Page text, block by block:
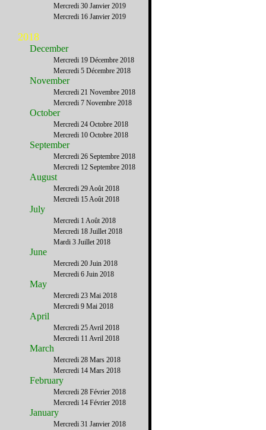
Mercredi 30 Janvier 2019
Mercredi 16 Janvier 2019
2018
December
Mercredi 19 Décembre 2018
Mercredi 5 Décembre 2018
November
Mercredi 21 Novembre 2018
Mercredi 7 Novembre 2018
October
Mercredi 24 Octobre 2018
Mercredi 10 Octobre 2018
September
Mercredi 26 Septembre 2018
Mercredi 12 Septembre 2018
August
Mercredi 29 Août 2018
Mercredi 15 Août 2018
July
Mercredi 1 Août 2018
Mercredi 18 Juillet 2018
Mardi 3 Juillet 2018
June
Mercredi 20 Juin 2018
Mercredi 6 Juin 2018
May
Mercredi 23 Mai 2018
Mercredi 9 Mai 2018
April
Mercredi 25 Avril 2018
Mercredi 11 Avril 2018
March
Mercredi 28 Mars 2018
Mercredi 14 Mars 2018
February
Mercredi 28 Février 2018
Mercredi 14 Février 2018
January
Mercredi 31 Janvier 2018